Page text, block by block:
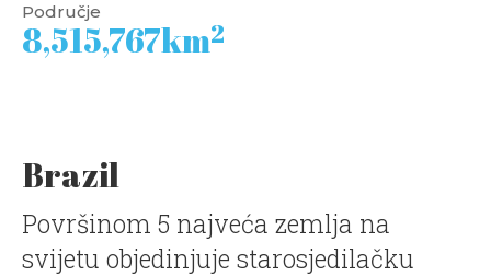
Područje
8,515,767km2
Brazil
Površinom 5 najveća zemlja na
svijetu objedinjuje starosjedilačku